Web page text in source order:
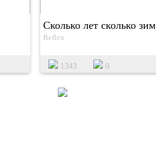
Сколько лет сколько зим
Reflex
1343 0